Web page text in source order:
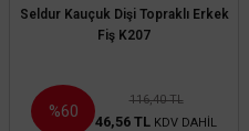
Seldur Kauçuk Dişi Topraklı Erkek
Fiş K207
%60
116,40 TL
46,56 TL KDV DAHİL